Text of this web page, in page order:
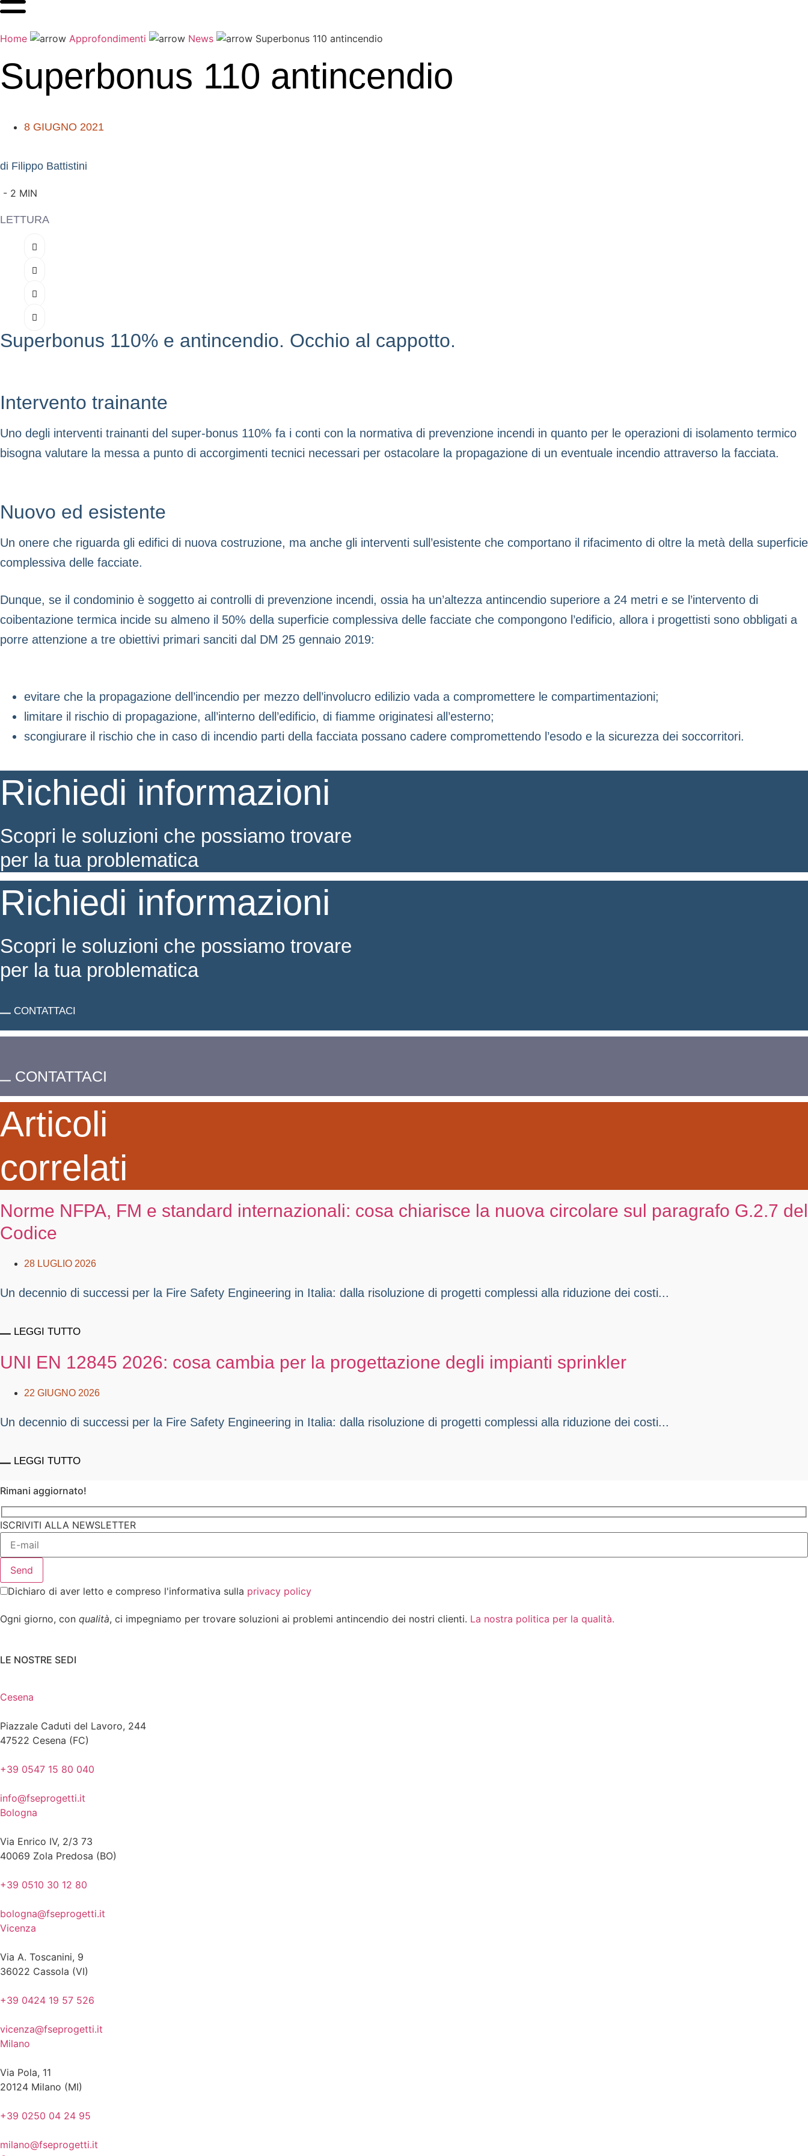
Vai
contenuto
Home Approfondimenti News Superbonus 110 antincendio
Superbonus 110 antincendio
8 GIUGNO 2021
di Filippo Battistini
- 2 MIN
LETTURA
Superbonus 110% e antincendio. Occhio al cappotto.
Intervento trainante
Uno degli interventi trainanti del super-bonus 110% fa i conti con la normativa di prevenzione incendi in quanto per le operazioni di isolamento termico
bisogna valutare la messa a punto di accorgimenti tecnici necessari per ostacolare la propagazione di un eventuale incendio attraverso la facciata.
Nuovo ed esistente
Un onere che riguarda gli edifici di nuova costruzione, ma anche gli interventi sull’esistente che comportano il rifacimento di oltre la metà della superficie
complessiva delle facciate.
Dunque, se il condominio è soggetto ai controlli di prevenzione incendi, ossia ha un’altezza antincendio superiore a 24 metri e se l’intervento di
coibentazione termica incide su almeno il 50% della superficie complessiva delle facciate che compongono l’edificio, allora i progettisti sono obbligati a
porre attenzione a tre obiettivi primari sanciti dal DM 25 gennaio 2019:
evitare che la propagazione dell’incendio per mezzo dell’involucro edilizio vada a compromettere le compartimentazioni;
limitare il rischio di propagazione, all’interno dell’edificio, di fiamme originatesi all’esterno;
scongiurare il rischio che in caso di incendio parti della facciata possano cadere compromettendo l’esodo e la sicurezza dei soccorritori.
Richiedi informazioni
Scopri le soluzioni che possiamo trovare
per la tua problematica
Richiedi informazioni
Scopri le soluzioni che possiamo trovare
per la tua problematica
CONTATTACI
CONTATTACI
Articoli
correlati
Norme NFPA, FM e standard internazionali: cosa chiarisce la nuova circolare sul paragrafo G.2.7 del
Codice
28 LUGLIO 2026
Un decennio di successi per la Fire Safety Engineering in Italia: dalla risoluzione di progetti complessi alla riduzione dei costi...
LEGGI TUTTO
UNI EN 12845 2026: cosa cambia per la progettazione degli impianti sprinkler
22 GIUGNO 2026
Un decennio di successi per la Fire Safety Engineering in Italia: dalla risoluzione di progetti complessi alla riduzione dei costi...
LEGGI TUTTO
Rimani aggiornato!
ISCRIVITI ALLA NEWSLETTER
Dichiaro di aver letto e compreso l'informativa sulla privacy policy
Ogni giorno, con qualità, ci impegniamo per trovare soluzioni ai problemi antincendio dei nostri clienti. La nostra politica per la qualità.
LE NOSTRE SEDI
Cesena
Piazzale Caduti del Lavoro, 244
47522 Cesena (FC)
+39 0547 15 80 040
info@fseprogetti.it
Bologna
Via Enrico IV, 2/3 73
40069 Zola Predosa (BO)
+39 0510 30 12 80
bologna@fseprogetti.it
Vicenza
Via A. Toscanini, 9
36022 Cassola (VI)
+39 0424 19 57 526
vicenza@fseprogetti.it
Milano
Via Pola, 11
20124 Milano (MI)
+39 0250 04 24 95
milano@fseprogetti.it